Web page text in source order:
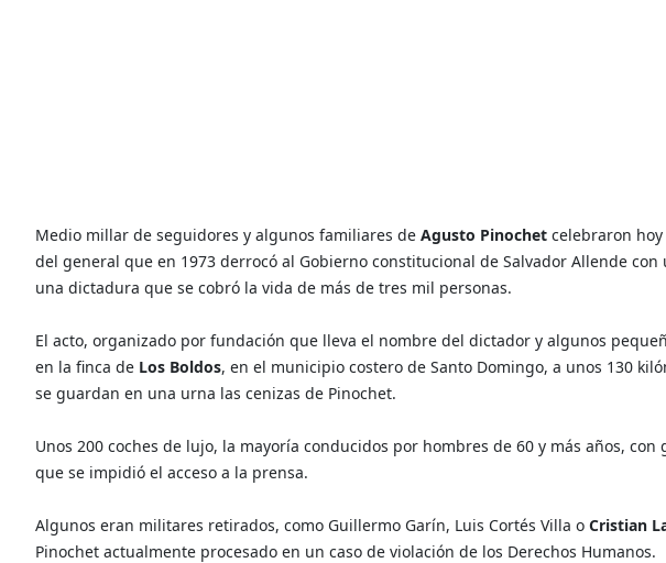
Medio millar de seguidores y algunos familiares de Agusto Pinochet celebraron hoy
del general que en 1973 derrocó al Gobierno constitucional de Salvador Allende
una dictadura que se cobró la vida de más de tres mil personas.
El acto, organizado por fundación que lleva el nombre del dictador y algunos
en la finca de Los Boldos, en el municipio costero de Santo Domingo, a unos 130
se guardan en una urna las cenizas de Pinochet.
Unos 200 coches de lujo, la mayoría conducidos por hombres de 60 y más años,
que se impidió el acceso a la prensa.
Algunos eran militares retirados, como Guillermo Garín, Luis Cortés Villa o Cristian
Pinochet actualmente procesado en un caso de violación de los Derechos Humanos.